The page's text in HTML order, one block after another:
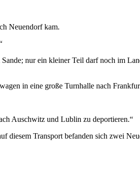
Neuendorf kam.
nur ein kleiner Teil darf noch im
in eine große Turnhalle nach
Auschwitz und Lublin zu deportieren.“
diesem Transport befanden sich zwei